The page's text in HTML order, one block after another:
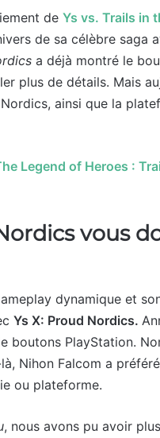
de Ys vs. Trails in
de sa célèbre saga
a déjà montré le
plus de détails. Mais
ainsi que la
Legend of Heroes :
vous
dynamique et
Ys X: Proud Nordics.
boutons PlayStation.
Nihon Falcom a
ou plateforme.
, nous avons pu avoir